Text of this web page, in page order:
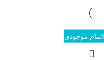
اتمام موجودی